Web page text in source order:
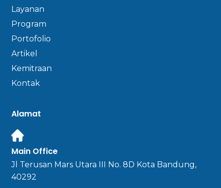
Layanan
Program
Portofolio
Artikel
Kemitraan
Kontak
Alamat
Main Office
Jl Terusan Mars Utara III No. 8D Kota Bandung,
40292